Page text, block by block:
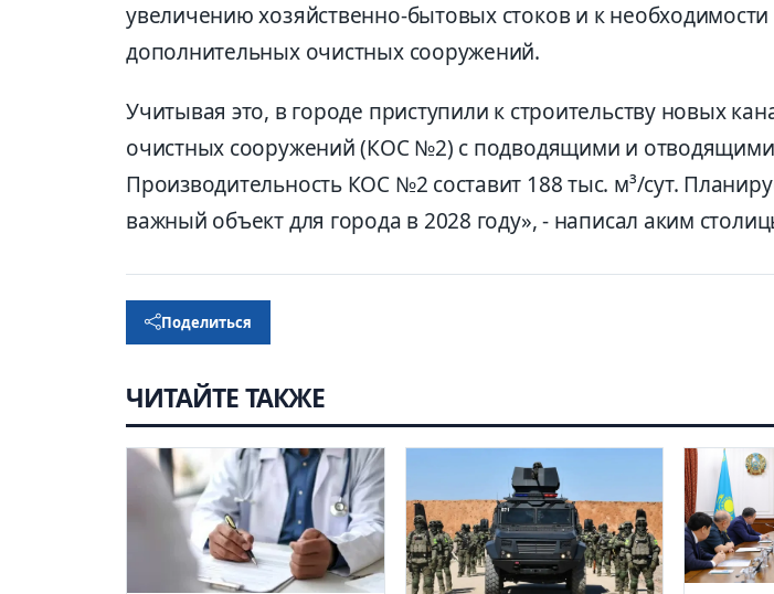
увеличению хозяйственно-бытовых стоков и к необходимости
дополнительных очистных сооружений.
Учитывая это, в городе приступили к строительству новых
очистных сооружений (КОС №2) с подводящими и
Производительность КОС №2 составит 188 тыс. м³/сут.
важный объект для города в 2028 году», - написал аким
Поделиться
ЧИТАЙТЕ ТАКЖЕ